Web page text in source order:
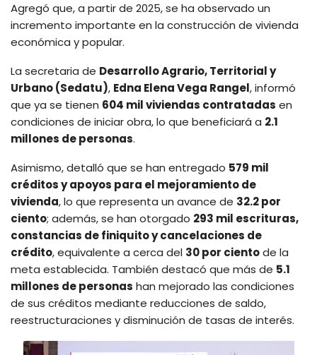
Agregó que, a partir de 2025, se ha observado un
incremento importante en la construcción de vivienda
económica y popular.
La secretaria de Desarrollo Agrario, Territorial y
Urbano (Sedatu), Edna Elena Vega Rangel, informó
que ya se tienen 604 mil viviendas contratadas en
condiciones de iniciar obra, lo que beneficiará a 2.1
millones de personas.
Asimismo, detalló que se han entregado 579 mil
créditos y apoyos para el mejoramiento de
vivienda, lo que representa un avance de 32.2 por
ciento; además, se han otorgado 293 mil escrituras,
constancias de finiquito y cancelaciones de
crédito, equivalente a cerca del 30 por cientode la
meta establecida. También destacó que más de 5.1
millones de personas han mejorado las condiciones
de sus créditos mediante reducciones de saldo,
reestructuraciones y disminución de tasas de interés.